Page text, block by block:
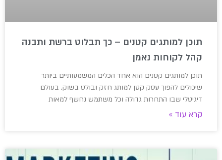
תוכן למותגים קטנים – כך תבלוט ברשת ותבנה
קהל לקוחות נאמן
תוכן למותגים קטנים הוא אחד הכלים המשמעותיים ביותר
שיכולים להפוך עסק קטן למותג חזק ובולט בשוק. בעולם
דיגיטלי שבו התחרות גדולה וכל משתמש נחשף למאות
קרא עוד »